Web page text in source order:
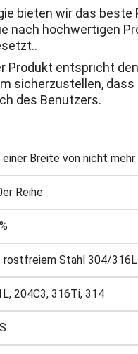
bieten wir das beste
nach hochwertigen
Produkt entspricht
sicherzustellen,
des Benutzers.
Breite von nicht mehr
Reihe
rostfreiem Stahl 304/316L
204C3, 316Ti, 314